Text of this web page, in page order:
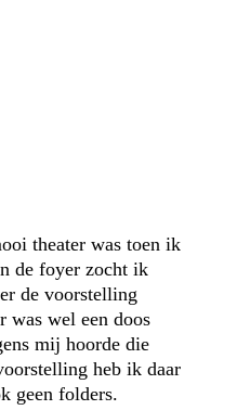
theater was toen ik
de foyer zocht ik
de voorstelling
was wel een doos
mij hoorde die
heb ik daar
geen folders.